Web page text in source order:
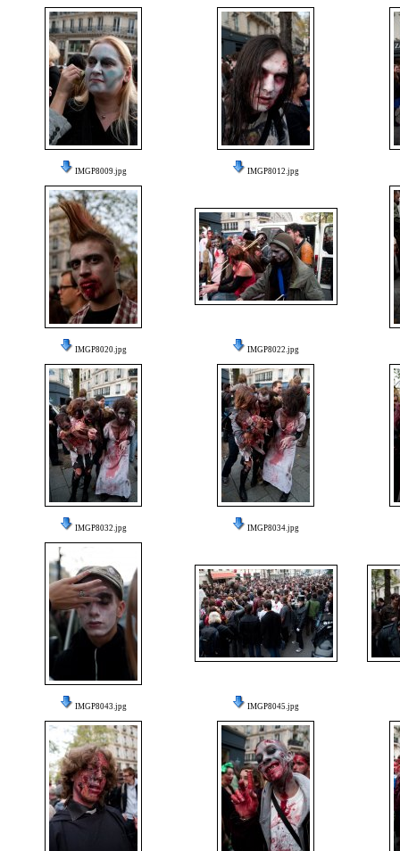
IMGP8009.jpg IMGP8012.jpg
IMGP8020.jpg IMGP8022.jpg
IMGP8032.jpg IMGP8034.jpg
IMGP8043.jpg IMGP8045.jpg